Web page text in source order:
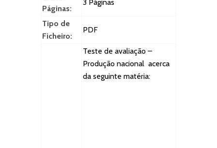
Páginas:
3 Páginas
Tipo de
Ficheiro:
PDF
Teste de avaliação –
Produção nacional acerca
da seguinte matéria: